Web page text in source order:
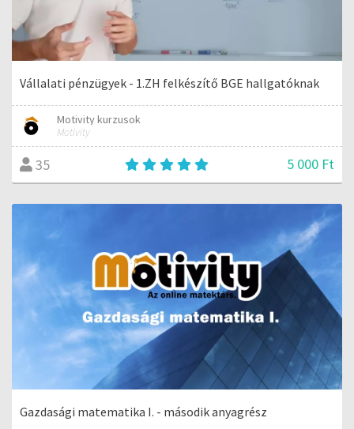
Vállalati pénzügyek - 1.ZH felkészítő BGE hallgatóknak
Motivity kurzusok
Motivity
35 5 000 Ft
Gazdasági matematika I. - második anyagrész